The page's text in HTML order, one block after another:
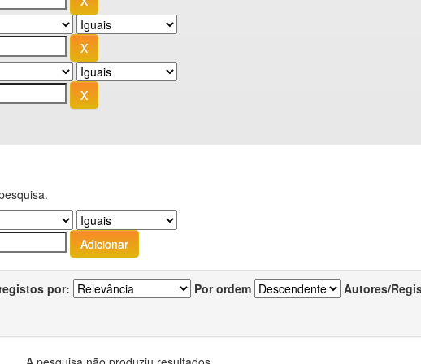
por: Por ordem Autores/